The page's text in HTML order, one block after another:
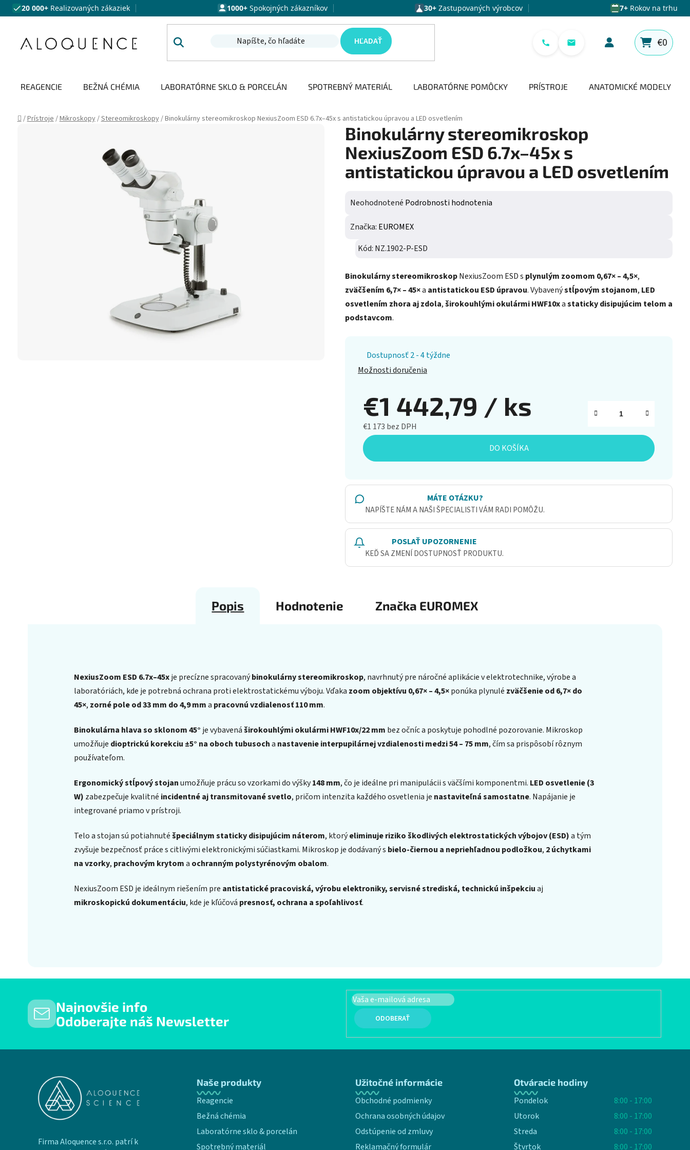
Prejsť na obsah
20 000+ Realizovaných zákaziek 1000+Spokojných zákazníkov 30+ Zastupovaných výrobcov 7+Rokov na trhu
HĽADAŤ
NÁKUPNÝ
€0
REAGENCIE BEŽNÁ CHÉMIA LABORATÓRNE SKLO & PORCELÁN SPOTREBNÝ MATERIÁL LABORATÓRNE POMÔCKY PRÍSTROJE ANATOMICKÉ MODELY
Domov
/Prístroje /Mikroskopy/Stereomikroskopy/Binokulárny stereomikroskop NexiusZoom ESD 6.7x–45x s antistatickou úpravou a LED osvetlením
Binokulárny stereomikroskop
NexiusZoom ESD 6.7x–45x s
antistatickou úpravou a LED osvetlením
Priemerné hodnotenie produktu je 0,0 z 5 hviezdičiek.
Neohodnotené Podrobnosti hodnotenia
Značka: EUROMEX
Kód: NZ.1902-P-ESD
Binokulárny stereomikroskopNexiusZoom ESD s plynulým zoomom 0,67× – 4,5×,
zväčšením 6,7× – 45×a antistatickou ESD úpravou. Vybavenýstĺpovým stojanom, LED
osvetlením zhora aj zdola,širokouhlými okulármi HWF10xastaticky disipujúcim telom a
podstavcom.
Dostupnosť 2 - 4 týždne
Možnosti doručenia
€1 442,79 / ks
€1 173 bez DPH
Jednotková cena:
DO KOŠÍKA
MÁTE OTÁZKU?
NAPÍŠTE NÁM A NAŠI ŠPECIALISTI VÁM RADI POMÔŽU.
POSLAŤ UPOZORNENIE
KEĎ SA ZMENÍ DOSTUPNOSŤ PRODUKTU.
Popis Hodnotenie Značka EUROMEX
NexiusZoom ESD 6.7x–45xje precízne spracovanýbinokulárny stereomikroskop, navrhnutý pre náročné aplikácie v elektrotechnike, výrobe a
laboratóriách, kde je potrebná ochrana proti elektrostatickému výboju. Vďaka zoom objektívu 0,67× – 4,5×ponúka plynulé zväčšenie od 6,7× do
45×, zorné pole od 33 mm do 4,9 mma pracovnú vzdialenosť 110 mm.
Binokulárna hlava so sklonom 45° je vybavenáširokouhlými okulármi HWF10x/22 mm bez očníc a poskytuje pohodlné pozorovanie. Mikroskop
umožňuje dioptrickú korekciu ±5° na oboch tubusocha nastavenie interpupilárnej vzdialenosti medzi 54 – 75 mm, čím sa prispôsobí rôznym
používateľom.
Ergonomický stĺpový stojanumožňuje prácu so vzorkami do výšky148 mm, čo je ideálne pri manipulácii s väčšími komponentmi. LED osvetlenie (3
W) zabezpečuje kvalitné incidentné aj transmitované svetlo, pričom intenzita každého osvetlenia je nastaviteľná samostatne. Napájanie je
integrované priamo v prístroji.
Telo a stojan sú potiahnutéšpeciálnym staticky disipujúcim náterom, ktorýeliminuje riziko škodlivých elektrostatických výbojov (ESD)a tým
zvyšuje bezpečnosť práce s citlivými elektronickými súčiastkami. Mikroskop je dodávaný s bielo-čiernou a nepriehľadnou podložkou, 2 úchytkami
na vzorky, prachovým krytoma ochranným polystyrénovým obalom.
NexiusZoom ESD je ideálnym riešením pre antistatické pracoviská, výrobu elektroniky, servisné strediská, technickú inšpekciuaj
mikroskopickú dokumentáciu, kde je kľúčová presnosť, ochrana a spoľahlivosť.
Najnovšie info
Odoberajte náš Newsletter
PRIHLÁSIŤ SA
Firma Aloquence s.r.o. patrí k
Naše produkty
Reagencie
Bežná chémia
Laboratórne sklo & porcelán
Spotrebný materiál
Užitočné informácie
Obchodné podmienky
Ochrana osobných údajov
Odstúpenie od zmluvy
Reklamačný formulár
Otváracie hodiny
Pondelok
8:00 - 17:00
Utorok
8:00 - 17:00
Streda
8:00 - 17:00
Štvrtok
8:00 - 17:00